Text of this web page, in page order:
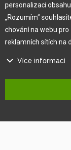
Pro zákazníka
Obchodní
Jak na reklamaci
personalizaci
„Rozumím“
chování na webu
reklamních sítích na
Více informací
Na našem webu
Ty jsou nezbytně
rozhodnete